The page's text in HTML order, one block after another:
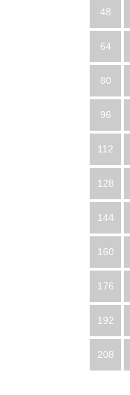
48
64
80
96
112
128
144
160
176
192
208